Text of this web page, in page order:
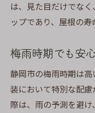
静岡市の施
は、見た目だけでな
ップであり、屋根の寿
梅雨時期でも安
静岡市の梅雨時期は
装において特別な配
際は、雨の予測を避け